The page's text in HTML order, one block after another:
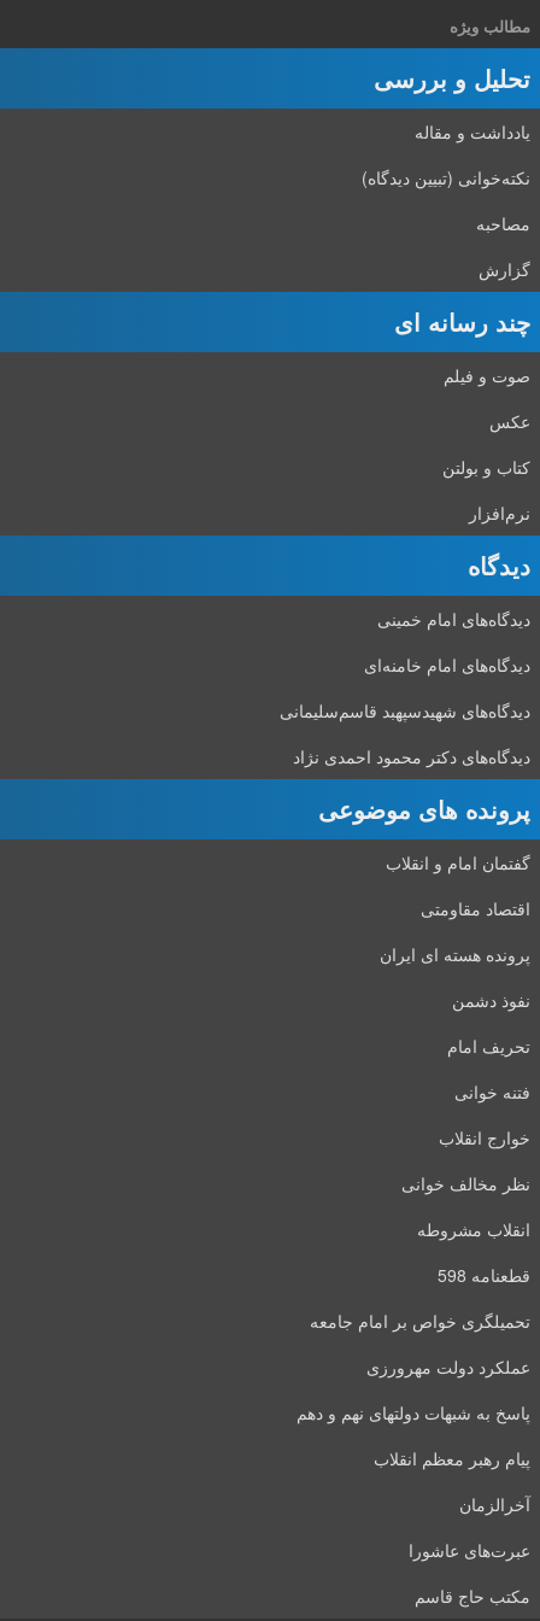
مطالب ویژه
تحلیل و بررسی
یادداشت و مقاله
نکته‌خوانی (تبیین دیدگاه)
مصاحبه
گزارش
چند رسانه ای
صوت و فیلم
عکس
کتاب و بولتن
نرم‌افزار
دیدگاه‌
دیدگاه‌های امام خمینی
دیدگاه‌های امام خامنه‌ای
دیدگاه‌های شهید‌سپهبد قاسم‌سلیمانی
دیدگاه‌های دکتر محمود احمدی نژاد
پرونده های موضوعی
گفتمان امام و انقلاب
اقتصاد مقاومتی
پرونده هسته ای ایران
نفوذ دشمن
تحریف امام
فتنه خوانی
خوارج انقلاب
نظر مخالف خوانی
انقلاب مشروطه
قطعنامه 598
تحمیلگری خواص بر امام جامعه
عملکرد دولت مهرورزی
پاسخ به شبهات دولتهای نهم و دهم
پیام رهبر معظم انقلاب
آخرالزمان
عبرت‌های عاشورا
مکتب حاج قاسم